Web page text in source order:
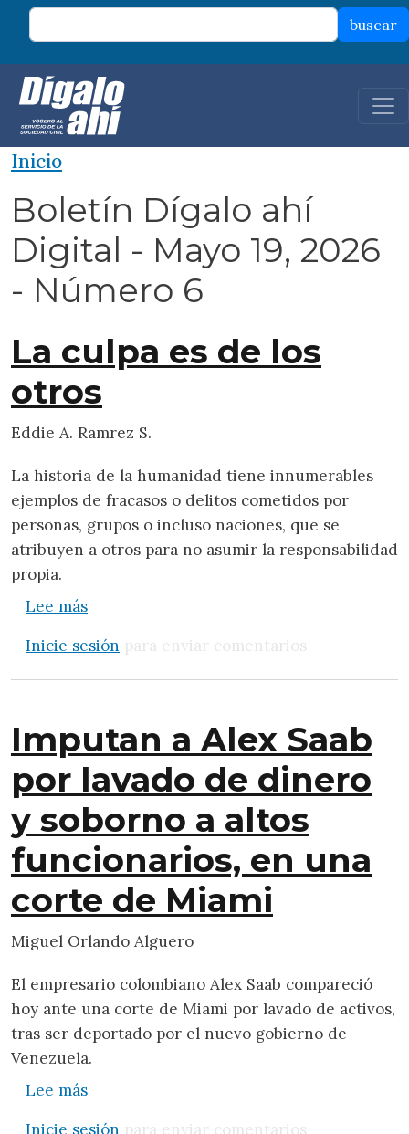
Pasar al contenido principal
buscar
Inicio
Boletín Dígalo ahí
Digital - Mayo 19, 2026
- Número 6
La culpa es de los
otros
Eddie A. Ramrez S.
La historia de la humanidad tiene innumerables
ejemplos de fracasos o delitos cometidos por
personas, grupos o incluso naciones, que se
atribuyen a otros para no asumir la responsabilidad
propia.
Lee mássobre La culpa es de los otros
Inicie sesión para enviar comentarios
Imputan a Alex Saab
por lavado de dinero
y soborno a altos
funcionarios, en una
corte de Miami
Miguel Orlando Alguero
El empresario colombiano Alex Saab compareció
hoy ante una corte de Miami por lavado de activos,
tras ser deportado por el nuevo gobierno de
Venezuela.
Lee mássobre Imputan a Alex Saab por lavado de
Inicie sesión para enviar comentarios